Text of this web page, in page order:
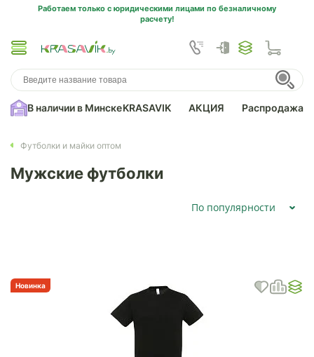
Работаем только с юридическими лицами по безналичному
расчету!
В наличии в МинскеKRASAVIK АКЦИЯ Распродажа
Футболки и майки оптом
Мужские футболки
По популярности
Новинка